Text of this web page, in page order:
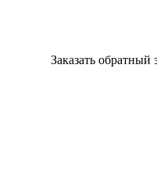
Заказать обратный